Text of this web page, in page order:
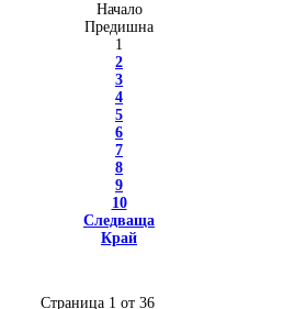
Начало
Предишна
1
2
3
4
5
6
7
8
9
10
Следваща
Край
Страница 1 от 36